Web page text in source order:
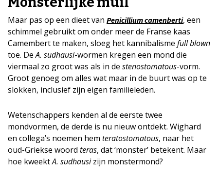
Maar pas op een dieet van Penicillium camenberti, een
schimmel gebruikt om onder meer de Franse kaas
Camembert te maken, sloeg het kannibalisme full blown
toe. DeA. sudhausi-wormen kregen een mond die
viermaal zo groot was als in de stenostomatous-vorm.
Groot genoeg om alles wat maar in de buurt was op te
slokken, inclusief zijn eigen familieleden.
Wetenschappers kenden al de eerste twee
mondvormen, de derde is nu nieuw ontdekt. Wighard
en collega’s noemen hem teratostomatous, naar het
oud-Griekse woord teras, dat ‘monster’ betekent. Maar
hoe kweektA. sudhausizijn monstermond?